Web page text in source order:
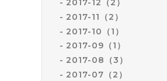
2017-12（2）
2017-11（2）
2017-10（1）
2017-09（1）
2017-08（3）
2017-07（2）